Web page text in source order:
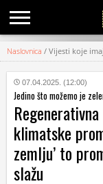
KATEGORIJE
HRVATSKI
WEB
Naslovnica / Vijesti koje
07.04.2025. (12:00)
Jedino što možemo je
klimatske
zemlju’ to
slažu